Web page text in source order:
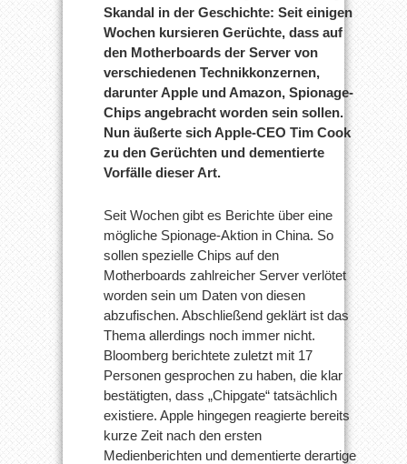
Skandal in der Geschichte: Seit einigen
Wochen kursieren Gerüchte, dass auf
den Motherboards der Server von
verschiedenen Technikkonzernen,
darunter Apple und Amazon, Spionage-
Chips angebracht worden sein sollen.
Nun äußerte sich Apple-CEO Tim Cook
zu den Gerüchten und dementierte
Vorfälle dieser Art.
Seit Wochen gibt es Berichte über eine
mögliche Spionage-Aktion in China. So
sollen spezielle Chips auf den
Motherboards zahlreicher Server verlötet
worden sein um Daten von diesen
abzufischen. Abschließend geklärt ist das
Thema allerdings noch immer nicht.
Bloomberg berichtete zuletzt mit 17
Personen gesprochen zu haben, die klar
bestätigten, dass „Chipgate“ tatsächlich
existiere. Apple hingegen reagierte bereits
kurze Zeit nach den ersten
Medienberichten und dementierte derartige